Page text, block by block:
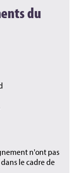
du
n'ont pas
le cadre de